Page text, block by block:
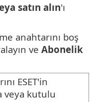
satın alın'ı
anahtarını boş
ve Abonelik
ESET'in
veya kutulu